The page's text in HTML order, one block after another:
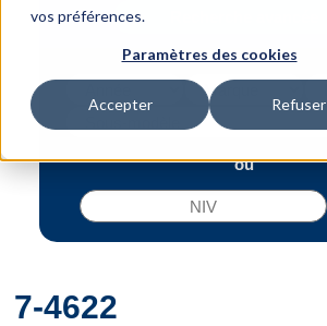
vos préférences.
Paramètres des cookies
Accepter Refuser
ou
7-4622